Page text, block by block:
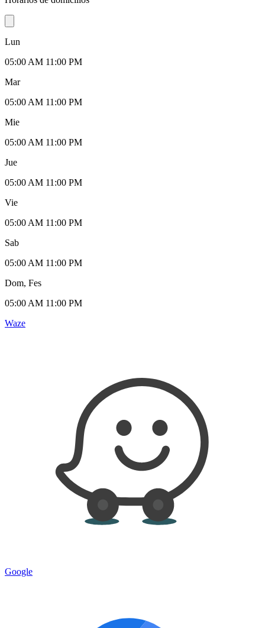
Lun
05:00 AM 11:00 PM
Mar
05:00 AM 11:00 PM
Mie
05:00 AM 11:00 PM
Jue
05:00 AM 11:00 PM
Vie
05:00 AM 11:00 PM
Sab
05:00 AM 11:00 PM
Dom, Fes
05:00 AM 11:00 PM
Waze
Google